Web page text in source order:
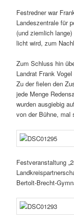
Festredner war
Landeszentrale für
(und ziem­lich
licht wird, zum
Zum Schluss hin
Landrat Frank
Zu der fielen den
jede Menge
wurden ausgiebig
von der Bühne,
Festveranstaltung
Bertolt-Brecht-